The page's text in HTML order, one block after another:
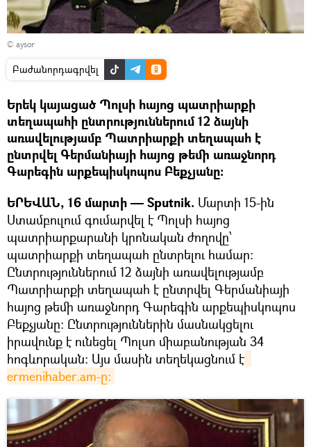
© aysor
Բաժանորդագրվել
Երեկ կայացած Պոլսի հայոց պատրիարքի
տեղապահի ընտրություններում 12 ձայնի
առավելությամբ Պատրիարքի տեղապահ է
ընտրվել Գերմանիայի հայոց թեմի առաջնորդ
Գարեգին արքեպիսկոպոս Բեքչյանը։
ԵՐԵՎԱՆ, 16 մարտի — Sputnik. Մարտի 15-ին
Ստամբուլում գումարվել է Պոլսի հայոց
պատրիարքարանի կրոնական ժողովը՝
պատրիարքի տեղապահ ընտրելու համար:
Ընտրություններում 12 ձայնի առավելությամբ
Պատրիարքի տեղապահ է ընտրվել Գերմանիայի
հայոց թեմի առաջնորդ Գարեգին արքեպիսկոպոս
Բեքչյանը: Ընտրություններին մասնակցելու
իրավունք է ունեցել Պոլսո միաբանության 34
հոգևորական: Այս մասին տեղեկացնում է
ermenihaber.am-ը։